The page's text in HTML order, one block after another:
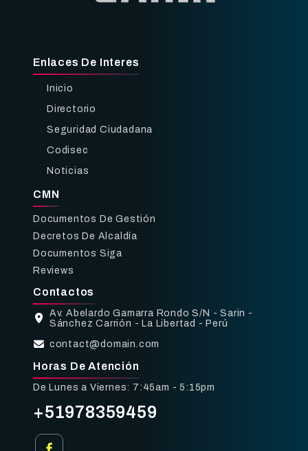
Enlaces De Interes
Inicio
Directorio
Seguridad Ciudadana
Codisec
Noticias
CMN
Documentos De Gestión
Decretos De Alcaldía
Documentos Siga
Reviews
Contactos
Av. Abelardo Gamarra Rondo S/N - Sarin -
Sánchez Carrión - La Libertad - Perú
contact@domain.com
Horas De Atención
De Lunes a Viernes: 7:45am - 5:15pm
+51978359459